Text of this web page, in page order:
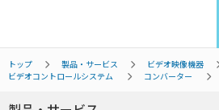
トップ 製品・サービス
ビデオ映像機器
ビデオコントロールシステム
コンバーター